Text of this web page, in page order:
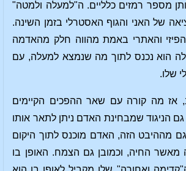
מספר רמזים כלליים. ה"למעלה ולמטה"
של האני והגוף האסטרלי בזמן השינה.
והאתרי באמת מהווה חלק מהאדמה
הוא נכנס לתוך מה שנמצא למעלה, עם
שלו.
אז מה קורה עם שאר ההפכים הקיימים
הניגוד שמבחינת האדם ניתן לתאר אותו
מההיבט הזה, האדם מוכנס לתוך היקום
מאשר החיה, וכמובן גם הצמח. האופן בו